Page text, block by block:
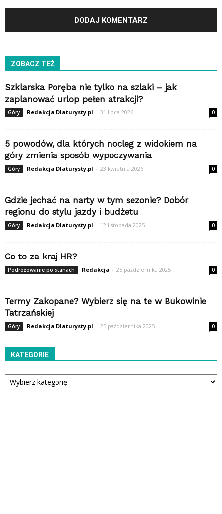
ZOBACZ TEŻ
Szklarska Poręba nie tylko na szlaki – jak
zaplanować urlop pełen atrakcji?
Góry Redakcja Dlaturysty.pl - 31 lipca 2026 0
5 powodów, dla których nocleg z widokiem na
góry zmienia sposób wypoczywania
Góry Redakcja Dlaturysty.pl - 23 kwietnia 2026 0
Gdzie jechać na narty w tym sezonie? Dobór
regionu do stylu jazdy i budżetu
Góry Redakcja Dlaturysty.pl - 12 listopada 2025 0
Co to za kraj HR?
Podróżowanie po stanach Redakcja - 25 października 2025 0
Termy Zakopane? Wybierz się na te w Bukowinie
Tatrzańskiej
Góry Redakcja Dlaturysty.pl - 25 października 2025 0
KATEGORIE
Kategorie